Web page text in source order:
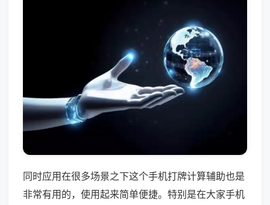
同时应用在很多场景之下这个手机打牌计算辅助也是
非常有用的，使用起来简单便捷。特别是在大家手机